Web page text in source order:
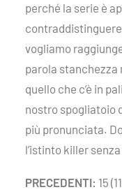
perché la serie è
vogliamo
parola stanchezza
quello che c’è in
nostro spogliatoio
più pronunciata.
l’istinto killer
PRECEDENTI: 15